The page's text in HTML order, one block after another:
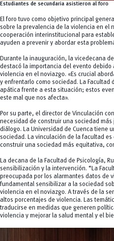
Estudiantes de secundaria asistieron al foro
El foro tuvo como objetivo principal
sobre la prevalencia de la violencia en el
cooperación interinstitucional para
ayuden a prevenir y abordar esta
Durante la inauguración, la vicedecana
destacó la importancia del evento debido
violencia en el noviazgo. «Es crucial
y enfrentarlo como sociedad. La Facultad
apática frente a esta situación; estos
este mal que nos afecta».
Por su parte, el director de Vinculación
necesidad de construir una sociedad
diálogo. La Universidad de Cuenca tiene
sociedad. La vinculación de la facultad
construir una sociedad más equitativa,
La decana de la Facultad de Psicología,
sensibilización y la intervención. “La
preocupada por los alarmantes datos de
fundamental sensibilizar a la sociedad
violencia en el noviazgo. A través de la
altos porcentajes de violencia. Las
traducirse en medidas que generen
violencia y mejorar la salud mental y el